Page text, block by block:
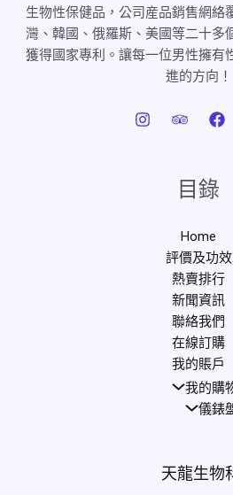
生物性保健品，公司産品銷售網絡
灣、韓國、俄羅斯、美國等二十多
獲得國家專利。讓每一位男性擁有
進的方向！
目錄
Home
評價及功效
熱賣排行
新聞資訊
聯絡我們
在線訂購
我的賬戶
我的購
儀錶
天龍生物